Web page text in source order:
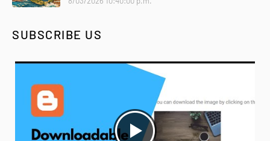
SUBSCRIBE US